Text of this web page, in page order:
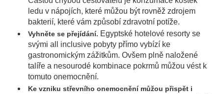
ledu v nápojích, které můžou být rovněž zdrojem
bakterií, které vám způsobí zdravotní potíže.
Vyhněte se přejídání. Egyptské hotelové resorty se
svými all inclusive pobyty přímo vybízí ke
gastronomickým zážitkům. Ovšem plně naložené
talíře a nesourodé kombinace pokrmů můžou vést k
tomuto onemocnění.
Ke vzniku střevního onemocnění můžou přispět i